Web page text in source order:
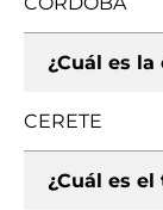
¿Cuál es
CERETE
¿Cuál es